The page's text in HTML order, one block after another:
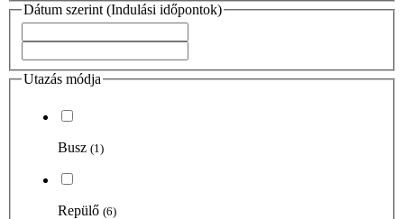
Dátum szerint (Indulási időpontok)
Utazás módja
Busz (1)
Repülő (6)